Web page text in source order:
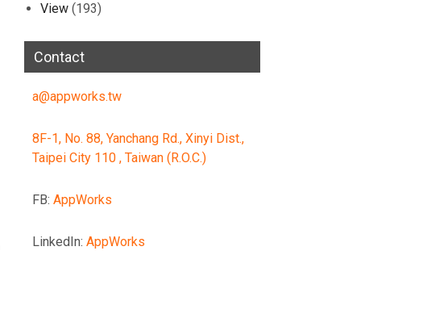
View(193)
Contact
a@appworks.tw
8F-1, No. 88, Yanchang Rd., Xinyi Dist.,
Taipei City 110 , Taiwan (R.O.C.)
FB: AppWorks
LinkedIn: AppWorks